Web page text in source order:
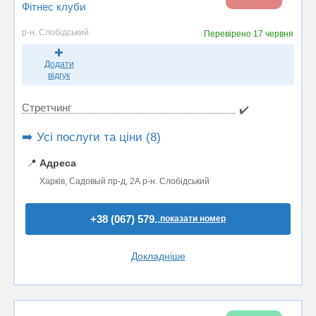
Фітнес клуби
р-н. Слобідський Перевірено 17 червня
Додати
відгук
Стретчинг ✔️
➡️ Усі послуги та ціни (8)
📍 Адреса
Харків, Садовый пр-д, 2А р-н. Слобідський
+38 (067) 579..показати номер
Докладніше